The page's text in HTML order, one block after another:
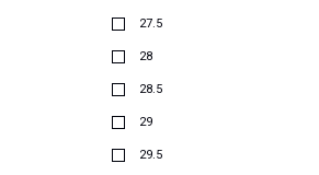
27.5
28
28.5
29
29.5